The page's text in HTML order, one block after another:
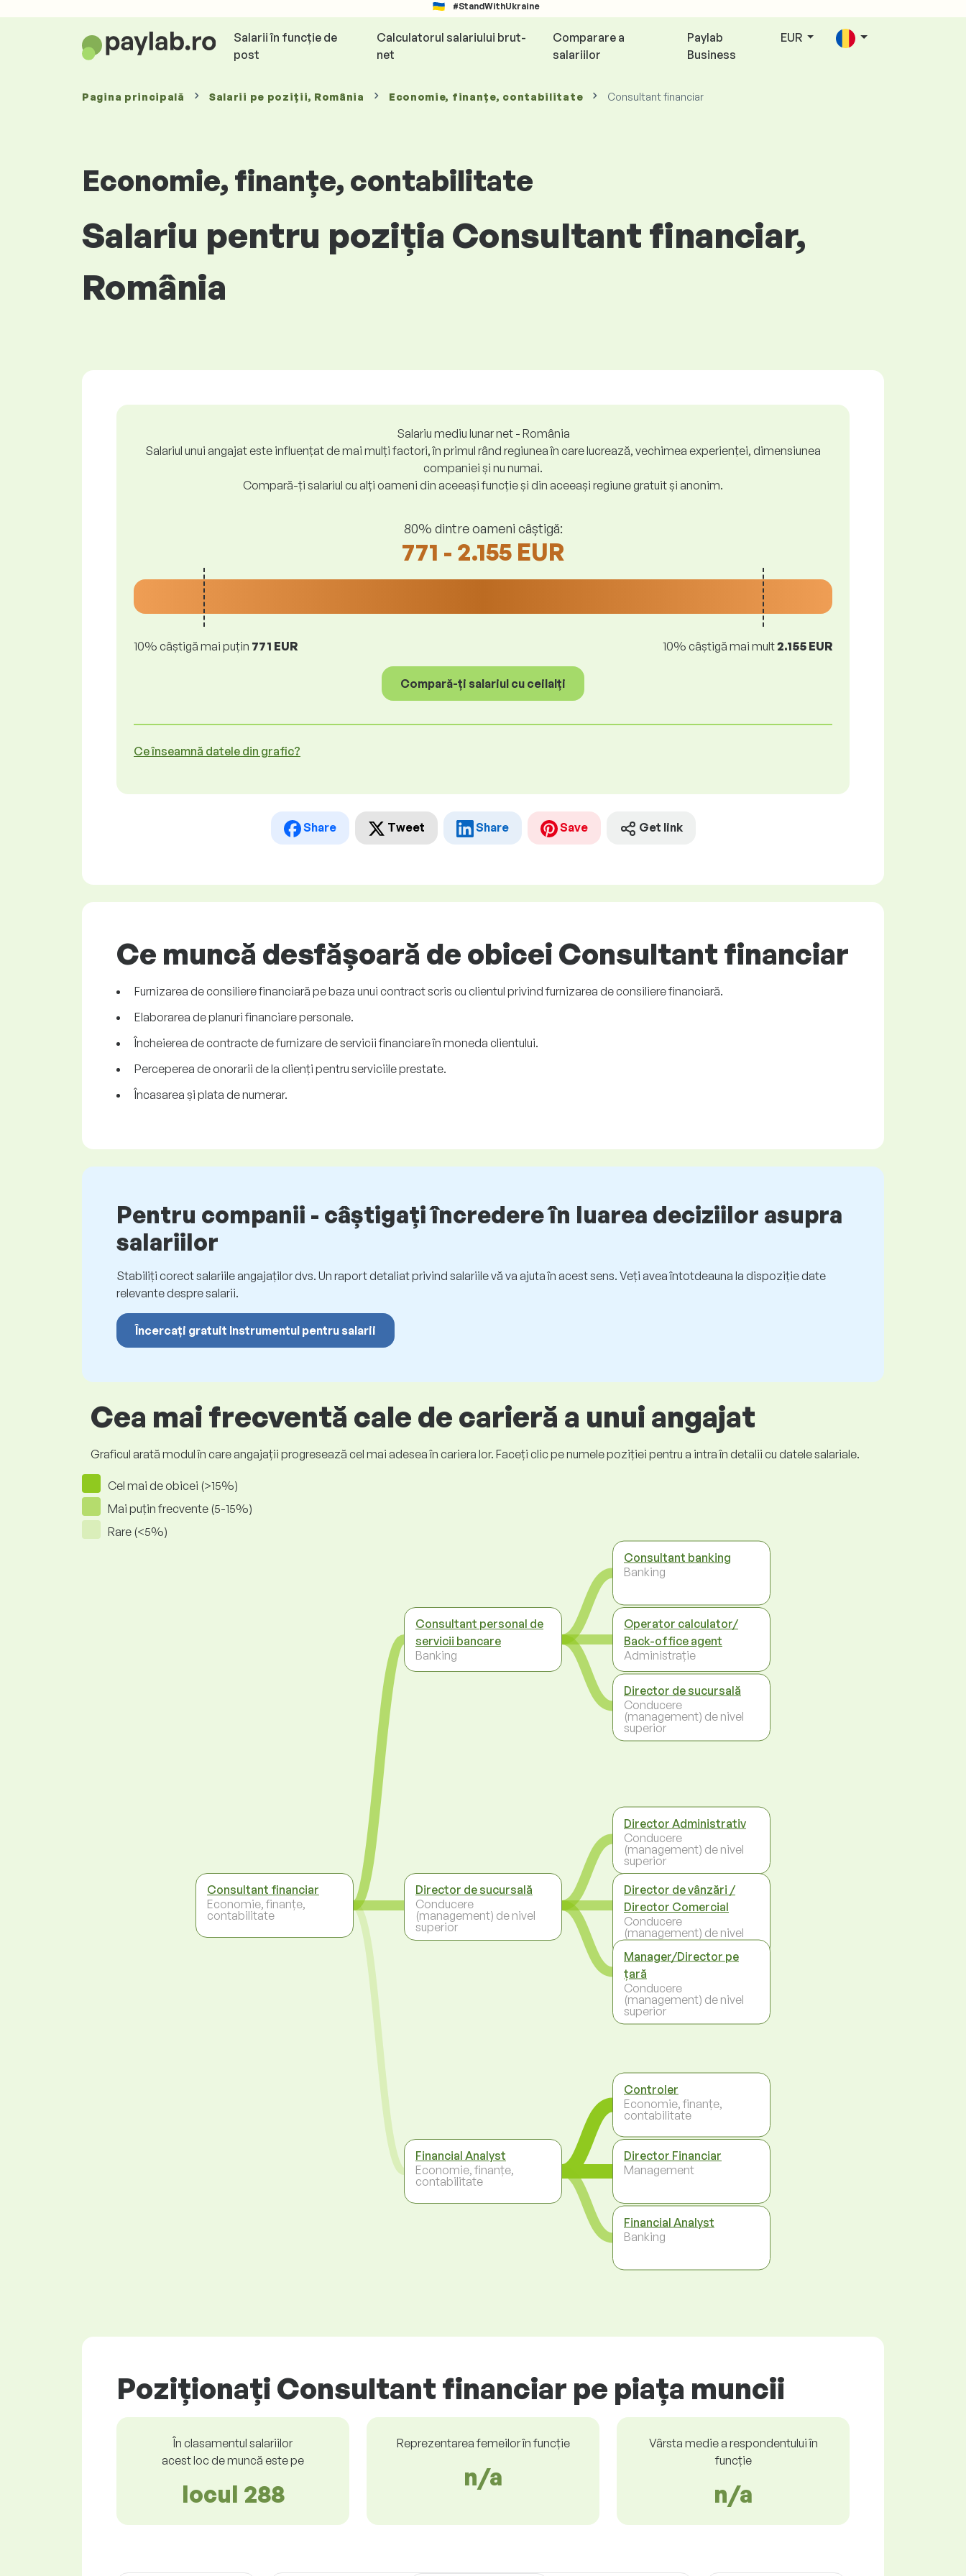
#StandWithUkraine
Salarii în funcție de
post
Calculatorul salariului brut-
net
Comparare a
salariilor
Paylab
Business
EUR
Pagina principală Salarii pe poziții, România Economie, finanțe, contabilitate Consultant financiar
Economie, finanțe, contabilitate
Salariu pentru poziția Consultant financiar,
România
Salariu mediu lunar net - România
Salariul unui angajat este influențat de mai mulți factori, în primul rând regiunea în care lucrează, vechimea experienței, dimensiunea
companiei și nu numai.
Compară-ți salariul cu alți oameni din aceeași funcție și din aceeași regiune gratuit și anonim.
80% dintre oameni câștigă:
771 - 2.155 EUR
10% câștigă mai puțin 771 EUR 10% câștigă mai mult2.155 EUR
Compară-ți salariul cu ceilalți
Ce înseamnă datele din grafic?
Share Tweet Share Save Get link
Ce muncă desfășoară de obicei Consultant financiar
Furnizarea de consiliere financiară pe baza unui contract scris cu clientul privind furnizarea de consiliere financiară.
Elaborarea de planuri financiare personale.
Încheierea de contracte de furnizare de servicii financiare în moneda clientului.
Perceperea de onorarii de la clienți pentru serviciile prestate.
Încasarea și plata de numerar.
Pentru companii - câștigați încredere în luarea deciziilor asupra
salariilor
Stabiliți corect salariile angajaților dvs. Un raport detaliat privind salariile vă va ajuta în acest sens. Veți avea întotdeauna la dispoziție date
relevante despre salarii.
Încercați gratuit Instrumentul pentru salarii
Cea mai frecventă cale de carieră a unui angajat
Graficul arată modul în care angajații progresează cel mai adesea în cariera lor. Faceți clic pe numele poziției pentru a intra în detalii cu datele salariale.
Cel mai de obicei (>15%)
Mai puțin frecvente (5-15%)
Rare (<5%)
Consultant financiar
Economie, finanțe,
contabilitate
Consultant personal de
servicii bancare
Banking
Director de sucursală
Conducere
(management) de nivel
superior
Financial Analyst
Economie, finanțe,
contabilitate
Consultant banking
Banking
Operator calculator/
Back-office agent
Administrație
Director de sucursală
Conducere
(management) de nivel
superior
Director Administrativ
Conducere
(management) de nivel
superior
Director de vânzări /
Director Comercial
Conducere
(management) de nivel
superior
Manager/Director pe
țară
Conducere
(management) de nivel
superior
Controler
Economie, finanțe,
contabilitate
Director Financiar
Management
Financial Analyst
Banking
Poziționați Consultant financiar pe piața muncii
În clasamentul salariilor
acest loc de muncă este pe
locul 288
Reprezentarea femeilor în funcție
n/a
Vârsta medie a respondentului în
funcție
n/a